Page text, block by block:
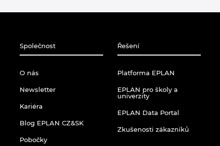
Společnost
O nás
Newsletter
Kariéra
Blog EPLAN CZ&SK
Pobočky
Řešení
Platforma EPLAN
EPLAN pro školy a
univerzity
EPLAN Data Portal
Zkušenosti zákazníků
Slovensko
Srbsko
Švédsko